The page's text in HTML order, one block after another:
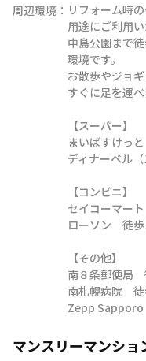
周辺環境： リフォーム時
用途にご利用い
中島公園まで
環境です。
お散歩やジョ
すぐに足を運べ
【スーパー】
まいばすけっ
ディナーベル
【コンビニ】
セイコーマー
ローソン　徒
【その他】
南８条郵便局
南札幌病院　
Zepp Sapporo
マンスリーマンショ